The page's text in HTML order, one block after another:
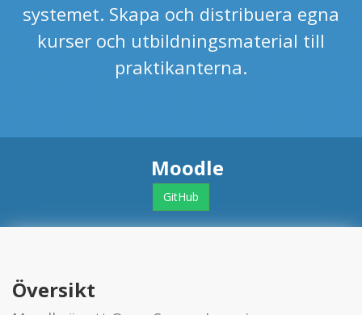
systemet. Skapa och distribuera egna
kurser och utbildningsmaterial till
praktikanterna.
Moodle
GitHub
Översikt